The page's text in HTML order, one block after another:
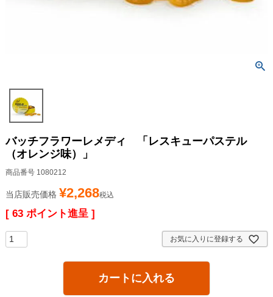
バッチフラワーレメディ 「レスキューパステル
（オレンジ味）」
商品番号 1080212
当店販売価格 ¥2,268税込
[ 63 ポイント進呈 ]
お気に入りに登録する
カートに入れる